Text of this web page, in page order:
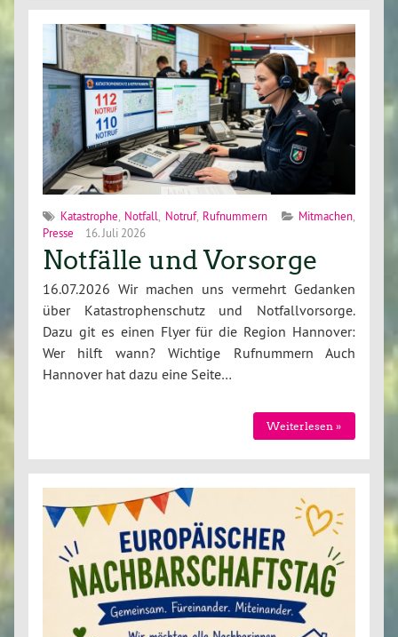
Katastrophe Notfall Notruf, Rufnummern Mitmachen
Presse
16. Juli 2026
Notfälle und Vorsorge
16.07.2026 Wir machen uns vermehrt Gedanken
über Katastrophenschutz und Notfallvorsorge.
Dazu git es einen Flyer für die Region Hannover:
Wer hilft wann? Wichtige Rufnummern Auch
Hannover hat dazu eine Seite…
Weiterlesen »